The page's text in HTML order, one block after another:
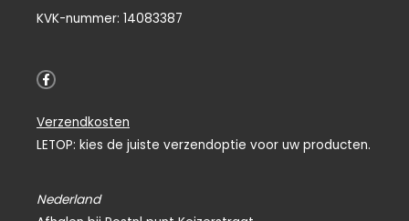
KVK-nummer: 14083387
F
a
b
o
o
Verzendkosten
LETOP: kies de juiste verzendoptie voor uw producten.
Nederland